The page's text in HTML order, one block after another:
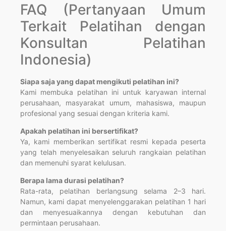
FAQ (Pertanyaan Umum
Terkait Pelatihan dengan
Konsultan Pelatihan
Indonesia)
Siapa saja yang dapat mengikuti pelatihan ini?
Kami membuka pelatihan ini untuk karyawan internal
perusahaan, masyarakat umum, mahasiswa, maupun
profesional yang sesuai dengan kriteria kami.
Apakah pelatihan ini bersertifikat?
Ya, kami memberikan sertifikat resmi kepada peserta
yang telah menyelesaikan seluruh rangkaian pelatihan
dan memenuhi syarat kelulusan.
Berapa lama durasi pelatihan?
Rata-rata, pelatihan berlangsung selama 2–3 hari.
Namun, kami dapat menyelenggarakan pelatihan 1 hari
dan menyesuaikannya dengan kebutuhan dan
permintaan perusahaan.